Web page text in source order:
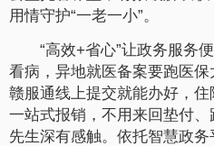
用情守护“一老一小”。
“高效+省心”让政务服务便
看病，异地就医备案要跑医
赣服通线上提交就能办好，
一站式报销，不用来回垫付
先生深有感触。依托智慧政